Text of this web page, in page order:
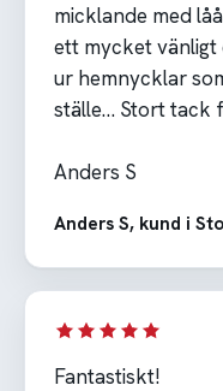
micklande med
ett mycket
ur hemnycklar
ställe… Stort tack
Anders S
Anders S, kund i
Fantastiskt!